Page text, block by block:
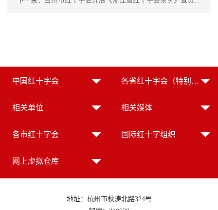
中国红十字会 各省红十字会（特别行政区红十字会）
相关单位 相关媒体
各市红十字会 国际红十字组织
网上虚拟仓库
地址：杭州市秋涛北路324号